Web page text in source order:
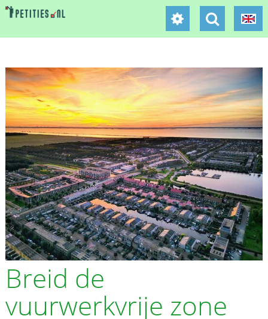
Breid de
vuurwerkvrije zone